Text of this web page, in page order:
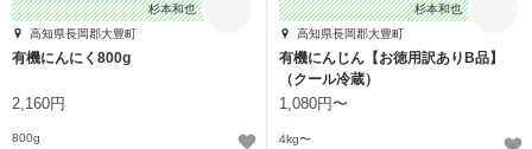
杉本和也
高知県長岡郡大豊町
有機にんにく800g
2,160円
800g
杉本和也
高知県長岡郡大豊町
有機にんじん【お徳用訳ありB品】
（クール冷蔵）
1,080円〜
4kg〜